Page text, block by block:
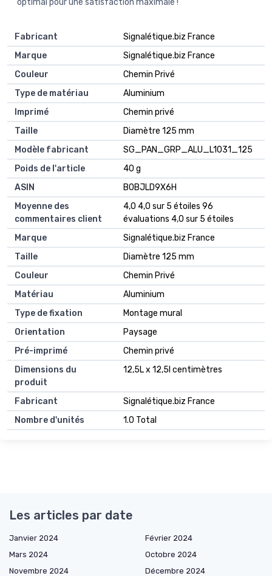
Fabricant
‎Signalétique.biz France
Marque
‎Signalétique.biz France
Couleur
‎Chemin Privé
Type de matériau
‎Aluminium
Imprimé
‎Chemin privé
Taille
‎Diamètre 125 mm
Modèle fabricant
‎SG_PAN_GRP_ALU_L1031_125
Poids de l'article
‎40 g
ASIN
B0BJLD9X6H
Moyenne des
commentaires client
4,0 4,0 sur 5 étoiles 96
évaluations 4,0 sur 5 étoiles
Marque
Signalétique.biz France
Taille
Diamètre 125 mm
Couleur
Chemin Privé
Matériau
Aluminium
Type de fixation
Montage mural
Orientation
Paysage
Pré-imprimé
Chemin privé
Dimensions du
produit
12,5L x 12,5l centimètres
Fabricant
Signalétique.biz France
Nombre d'unités
1.0 Total
Les articles par date
Janvier 2024
Février 2024
Mars 2024
Octobre 2024
Novembre 2024
Décembre 2024